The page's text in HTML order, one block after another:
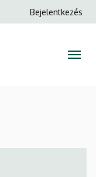
Anonim
Bejelentkezés